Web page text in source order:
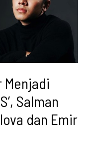
Menjadi
Salman
dan Emir